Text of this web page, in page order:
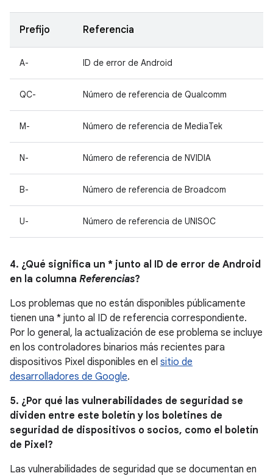
Prefijo Referencia
A- ID de error de Android
QC- Número de referencia de Qualcomm
M- Número de referencia de MediaTek
N- Número de referencia de NVIDIA
B- Número de referencia de Broadcom
U- Número de referencia de UNISOC
4. ¿Qué significa un * junto al ID de error de Android
en la columna Referencias?
Los problemas que no están disponibles públicamente
tienen una * junto al ID de referencia correspondiente.
Por lo general, la actualización de ese problema se incluye
en los controladores binarios más recientes para
dispositivos Pixel disponibles en el sitio de
desarrolladores de Google.
5. ¿Por qué las vulnerabilidades de seguridad se
dividen entre este boletín y los boletines de
seguridad de dispositivos o socios, como el boletín
de Pixel?
Las vulnerabilidades de seguridad que se documentan en